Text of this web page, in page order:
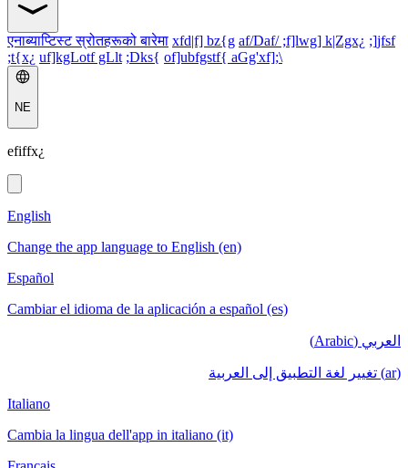
एनाब्याप्टिस्ट स्रोतहरूको बारेमा xfd|f] bz{g af/Daf/ ;f]lwg] k|Zgx¿ ;]jfsf
;t{x¿ uf]kgLotf gLlt ;Dks{ of]ubfgstf{ aGg'xf];\
NE
efiffx¿
English
Change the app language to English (en)
Español
Cambiar el idioma de la aplicación a español (es)
العربي (Arabic)
(ar) تغيير لغة التطبيق إلى العربية
Italiano
Cambia la lingua dell'app in italiano (it)